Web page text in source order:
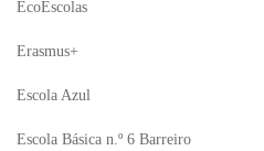
EcoEscolas
Erasmus+
Escola Azul
Escola Básica n.º 6 Barreiro